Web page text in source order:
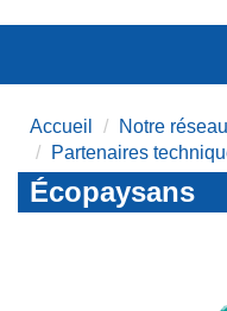
Accueil Notre réseau
Partenaires
Écopaysans